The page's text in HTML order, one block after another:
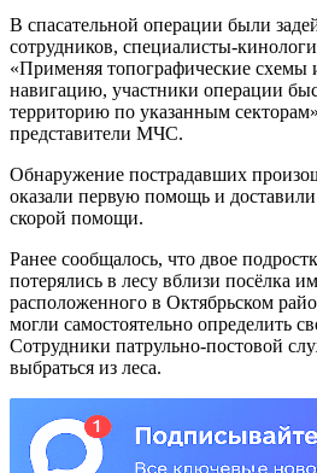
В спасательной операции были
сотрудников, специалисты-
«Применяя топографические схемы
навигацию, участники операции
территорию по указанным
представители МЧС.
Обнаружение пострадавших
оказали первую помощь и доставили
скорой помощи.
Ранее сообщалось, что двое
потерялись в лесу вблизи посёлка
расположенного в Октябрьском
могли самостоятельно определить
Сотрудники патрульно-постовой
выбраться из леса.